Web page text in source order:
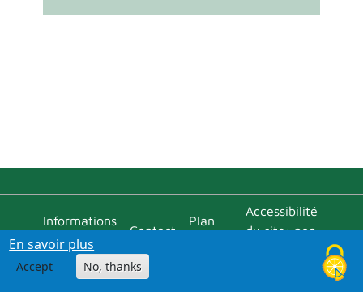
Informations
pratiques
Contact
Plan
Accessibilité
du site: non
En savoir plus
Accept No, thanks